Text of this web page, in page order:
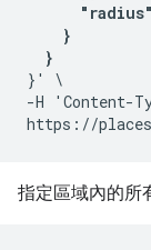
    }
  }
}' \
-H 'Content-
指定區域內的所